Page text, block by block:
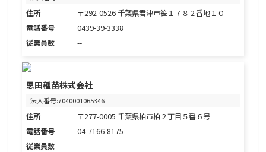
住所
〒292-0526 千葉県君津市笹１７８２番地１０
電話番号
0439-39-3338
従業員数
--
恩田種苗株式会社
法人番号:7040001065346
住所
〒277-0005 千葉県柏市柏２丁目５番６号
電話番号
04-7166-8175
従業員数
--